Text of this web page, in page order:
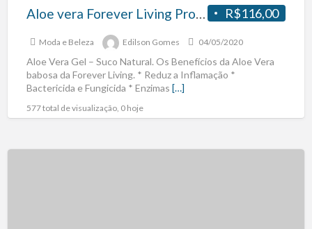
R$116,00
Aloe vera Forever Living Produto Natural.
Moda e Beleza Edilson Gomes 04/05/2020
Aloe Vera Gel – Suco Natural. Os Benefícios da Aloe Vera
babosa da Forever Living. * Reduz a Inflamação *
Bactericida e Fungicida * Enzimas […]
577 total de visualização, 0 hoje